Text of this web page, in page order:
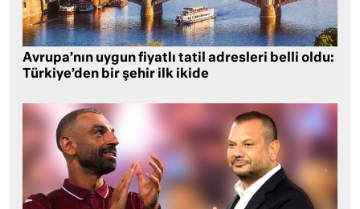
Avrupa’nın uygun fiyatlı tatil adresleri belli oldu:
Türkiye’den bir şehir ilk ikide